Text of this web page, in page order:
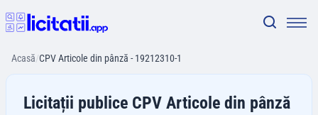
Acasă/CPV Articole din pânză - 19212310-1
Licitații publice CPV Articole din pânză